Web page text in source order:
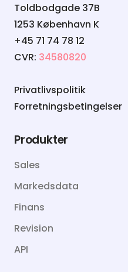
Toldbodgade 37B
1253 København K
+45 71 74 78 12
CVR: 34580820
Privatlivspolitik
Forretningsbetingelser
Produkter
Sales
Markedsdata
Finans
Revision
API